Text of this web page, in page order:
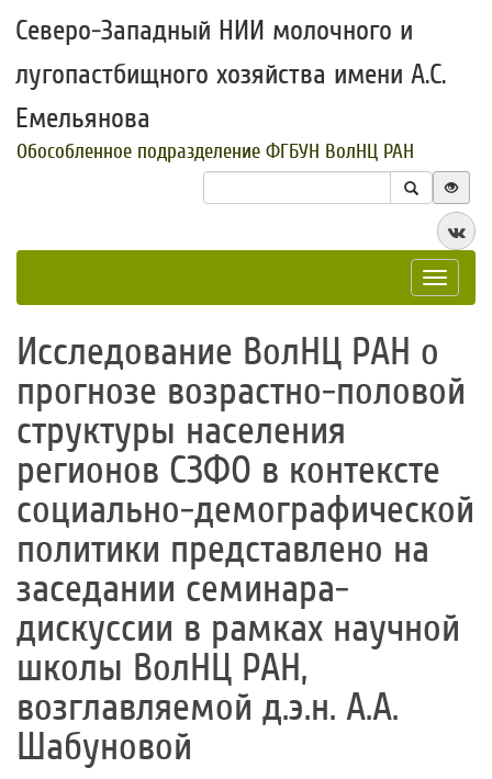
Северо-Западный НИИ молочного и
лугопастбищного хозяйства имени А.С.
Емельянова
Обособленное подразделение ФГБУН ВолНЦ РАН
Toggle
Исследование ВолНЦ РАН о
прогнозе возрастно-половой
структуры населения
регионов СЗФО в контексте
социально-демографической
политики представлено на
заседании семинара-
дискуссии в рамках научной
школы ВолНЦ РАН,
возглавляемой д.э.н. А.А.
Шабуновой